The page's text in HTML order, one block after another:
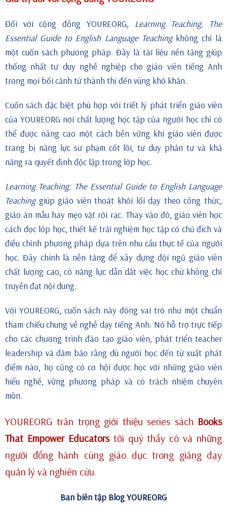
Đối với cộng đồng YOUREORG,
Learning Teaching, The
Essential Guide to English Language Teachingkhông chỉ là
một cuốn sách phương pháp. Đây là tài liệu nền tảng giúp
thống nhất tư duy nghề nghiệp cho giáo viên tiếng Anh
trong mọi bối cảnh từ thành thị đến vùng khó khăn.
Cuốn sách đặc biệt phù hợp với triết lý phát triển giáo viên
của YOUREORG nơi chất lượng học tập của người học chỉ có
thể được nâng cao một cách bền vững khi giáo viên được
trang bị năng lực sư phạm cốt lõi, tư duy phản tư và khả
năng ra quyết định độc lập trong lớp học.
Learning Teaching, The Essential Guide to English Language
Teachinggiúp giáo viên thoát khỏi lối dạy theo công thức,
giáo án mẫu hay mẹo vặt rời rạc. Thay vào đó, giáo viên học
cách đọc lớp học, thiết kế trải nghiệm học tập có chủ đích và
điều chỉnh phương pháp dựa trên nhu cầu thực tế của người
học. Đây chính là nền tảng để xây dựng đội ngũ giáo viên
chất lượng cao, có năng lực dẫn dắt việc học chứ không chỉ
truyền đạt nội dung.
Với YOUREORG, cuốn sách này đóng vai trò như một chuẩn
tham chiếu chung về nghề dạy tiếng Anh. Nó hỗ trợ trực tiếp
cho các chương trình đào tạo giáo viên, phát triển teacher
leadership và đảm bảo rằng dù người học đến từ xuất phát
điểm nào, họ cũng có cơ hội được học với những giáo viên
hiểu nghề, vững phương pháp và có trách nhiệm chuyên
môn.
YOUREORG trân trọng giới thiệu series sách Books
That Empower Educatorstới quý thầy cô và những
người đồng hành cùng giáo dục trong giảng dạy
quản lý và nghiên cứu.
Ban biên tập Blog YOUREORG